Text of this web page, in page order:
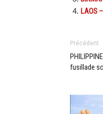
LAOS
Précédent
fusillade